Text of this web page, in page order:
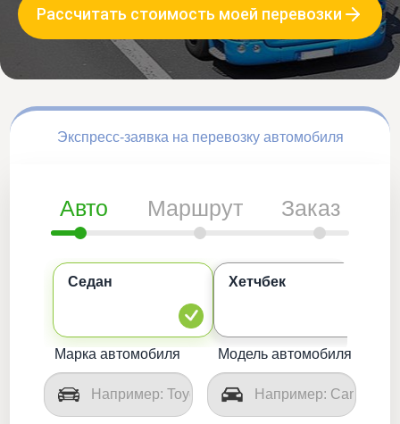
Рассчитать стоимость моей перевозки
Экспресс-заявка на перевозку автомобиля
Авто Маршрут Заказ
Седан Хетчбек
Марка автомобиля Модель автомобиля